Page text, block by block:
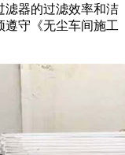
滤器的过滤效率和洁
遵守《无尘车间施工